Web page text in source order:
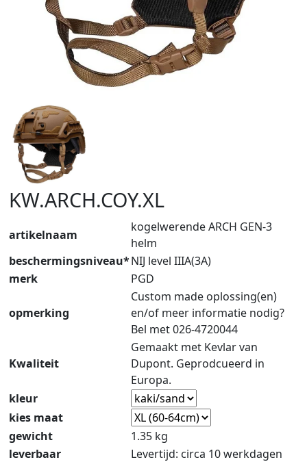
KW.ARCH.COY.XL
artikelnaam
kogelwerende ARCH GEN-3
helm
beschermingsniveau*NIJ level IIIA(3A)
merk
PGD
opmerking
Custom made oplossing(en)
en/of meer informatie nodig?
Bel met 026-4720044
Kwaliteit
Gemaakt met Kevlar van
Dupont. Geprodcueerd in
Europa.
kleur
kies maat
gewicht
1.35 kg
leverbaar
Levertijd: circa 10 werkdagen